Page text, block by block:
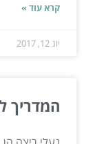
קרא עוד »
יונ 12, 2017
המדריך